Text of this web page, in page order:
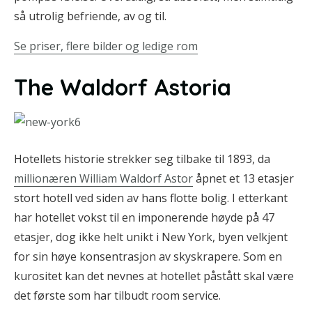
så utrolig befriende, av og til.
Se priser, flere bilder og ledige rom
The Waldorf Astoria
Hotellets historie strekker seg tilbake til 1893, da
millionæren William Waldorf Astoråpnet et 13 etasjer
stort hotell ved siden av hans flotte bolig. I etterkant
har hotellet vokst til en imponerende høyde på 47
etasjer, dog ikke helt unikt i New York, byen velkjent
for sin høye konsentrasjon av skyskrapere. Som en
kurositet kan det nevnes at hotellet påstått skal være
det første som har tilbudt room service.